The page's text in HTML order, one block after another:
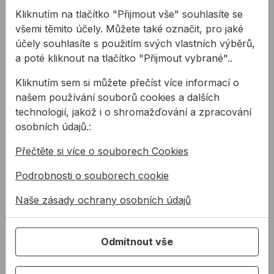
Ke stažení
TL TIMBERFLEX
PDF
Související články
řezací centrum
V moderním řezacím
centru pro zpracování
Kliknutím na tlačítko "Přijmout vše" souhlasíte se
všemi těmito účely. Můžete také označit, pro jaké
účely souhlasíte s použitím svých vlastních výběrů,
a poté kliknout na tlačítko "Přijmout vybrané"..
Kliknutím sem si můžete přečíst více informací o
našem používání souborů cookies a dalších
technologií, jakož i o shromažďování a zpracování
osobních údajů.:
Přečtěte si více o souborech Cookies
Podrobnosti o souborech cookie
Naše zásady ochrany osobních údajů
Odmítnout vše